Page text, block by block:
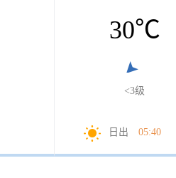
30℃
<3级
日出 05:40